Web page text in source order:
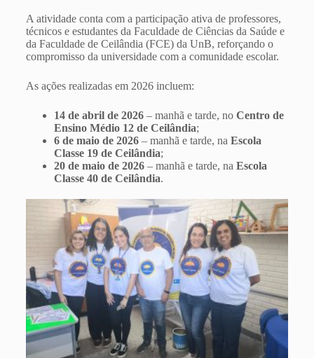
A atividade conta com a participação ativa de professores,
técnicos e estudantes da Faculdade de Ciências da Saúde e
da Faculdade de Ceilândia (FCE) da UnB, reforçando o
compromisso da universidade com a comunidade escolar.
As ações realizadas em 2026 incluem:
14 de abril de 2026– manhã e tarde, no Centro de
Ensino Médio 12 de Ceilândia;
6 de maio de 2026– manhã e tarde, na Escola
Classe 19 de Ceilândia;
20 de maio de 2026– manhã e tarde, na Escola
Classe 40 de Ceilândia.